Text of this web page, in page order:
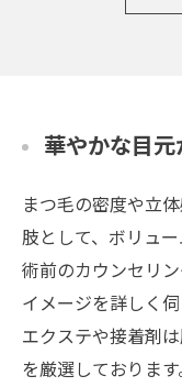
華やかな目元
まつ毛の密度や立
肢として、ボリュ
術前のカウンセリ
イメージを詳しく
エクステや接着剤
を厳選しておりま